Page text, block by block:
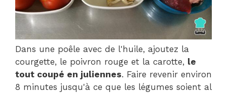
Dans une poêle avec de l'huile, ajoutez la
courgette, le poivron rouge et la carotte, le
tout coupé en juliennes. Faire revenir environ
8 minutes jusqu'à ce que les légumes soient al